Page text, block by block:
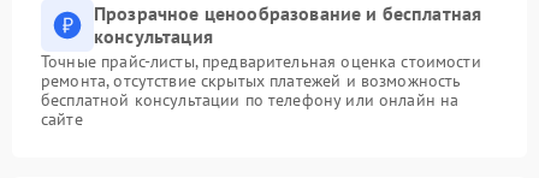
Прозрачное ценообразование и бесплатная
консультация
Точные прайс-листы, предварительная оценка стоимости
ремонта, отсутствие скрытых платежей и возможность
бесплатной консультации по телефону или онлайн на
сайте